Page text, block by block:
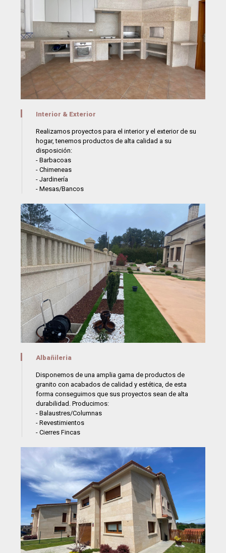
Interior & Exterior
Realizamos proyectos para el interior y el exterior de su
hogar, tenemos productos de alta calidad a su
disposición:
- Barbacoas
- Chimeneas
- Jardinería
- Mesas/Bancos
Albañileria
Disponemos de una amplia gama de productos de
granito con acabados de calidad y estética, de esta
forma conseguimos que sus proyectos sean de alta
durabilidad. Producimos:
- Balaustres/Columnas
- Revestimientos
- Cierres Fincas